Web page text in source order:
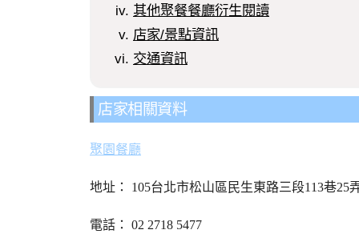
其他聚餐餐廳衍生閱讀
店家/景點資訊
交通資訊
店家相關資料
聚園餐廳
地址： 105台北市松山區民生東路三段113巷25
電話： 02 2718 5477